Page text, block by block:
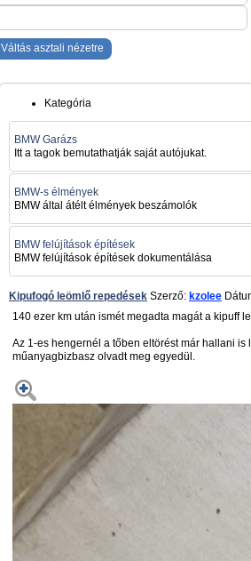
Váltás asztali nézetre
Kategória
BMW Garázs
Itt a tagok bemutathatják saját autójukat.
BMW-s élmények
BMW által átélt élmények beszámolók
BMW felújítások építések
BMW felújítások építések dokumentálása
Kipufogó leömlő repedések Szerző: kzolee
140 ezer km után ismét megadta magát a kipuff
Az 1-es hengernél a tőben eltörést már hallani
műanyagbizbasz olvadt meg egyedül.